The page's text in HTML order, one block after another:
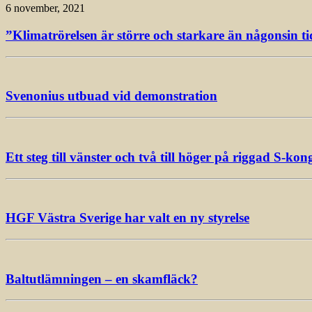
6 november, 2021
”Klimatrörelsen är större och starkare än någonsin
Svenonius utbuad vid demonstration
Ett steg till vänster och två till höger på riggad S-
HGF Västra Sverige har valt en ny styrelse
Baltutlämningen – en skamfläck?